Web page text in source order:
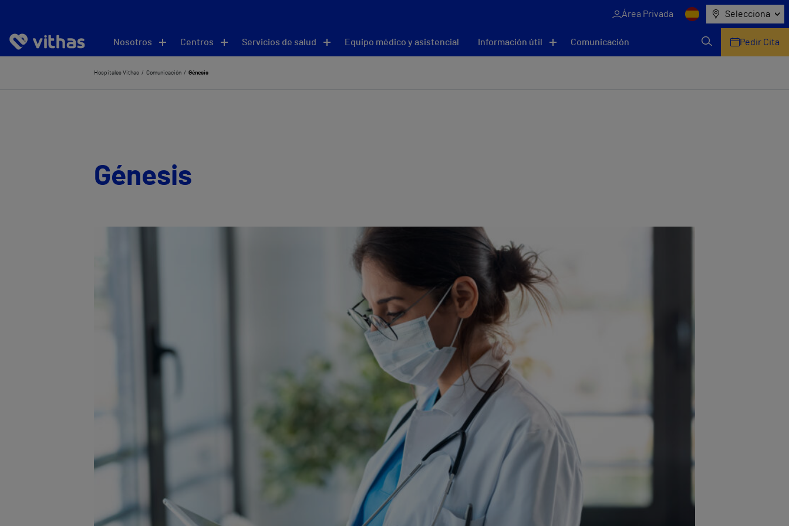
Área Privada Selecciona
Nosotros Centros Servicios de salud Equipo médico y asistencial Información útil Comunicación Pedir Cita
Hospitales Vithas Comunicación Génesis
Génesis